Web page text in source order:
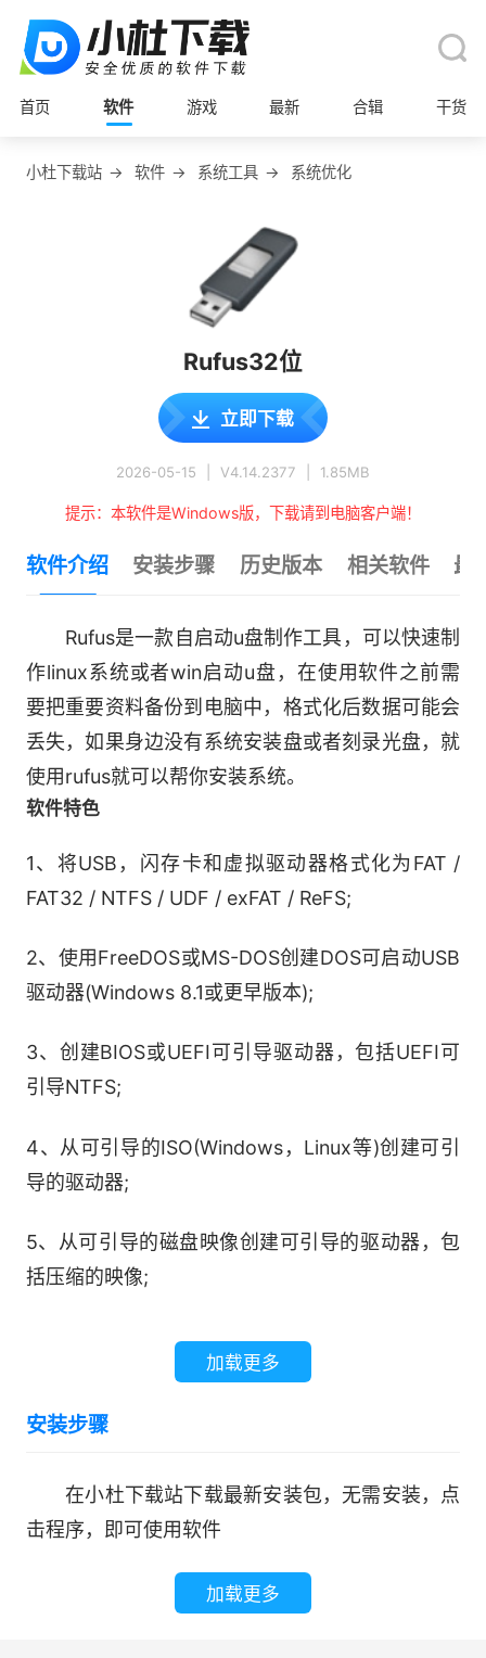
首页 软件 游戏 最新 合辑 干货
小杜下载站 → 软件 → 系统工具 → 系统优化
Rufus32位
立即下载
2026-05-15 V4.14.2377 1.85MB
提示：本软件是Windows版，下载请到电脑客户端！
软件介绍 安装步骤 历史版本 相关软件 最
Rufus是一款自启动u盘制作工具，可以快速制
作linux系统或者win启动u盘，在使用软件之前需
要把重要资料备份到电脑中，格式化后数据可能会
丢失，如果身边没有系统安装盘或者刻录光盘，就
使用rufus就可以帮你安装系统。
软件特色
1、将USB，闪存卡和虚拟驱动器格式化为FAT /
FAT32 / NTFS / UDF / exFAT / ReFS;
2、使用FreeDOS或MS-DOS创建DOS可启动USB
驱动器(Windows 8.1或更早版本);
3、创建BIOS或UEFI可引导驱动器，包括UEFI可
引导NTFS;
4、从可引导的ISO(Windows，Linux等)创建可引
导的驱动器;
5、从可引导的磁盘映像创建可引导的驱动器，包
括压缩的映像;
6、创建Windows To Go驱动器;
零售ISO;
8、执行坏块检查，包括检测“假”闪存驱动器。
Windows 7 USB安装盘的时候，他比
UNetbootin，Universal USB Installer 或者
加载更多
安装步骤
在小杜下载站下载最新安装包，无需安装，点
击程序，即可使用软件
加载更多